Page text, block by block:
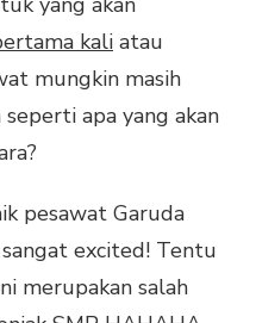
GARUDA
INDONESIA,
APAKAH?
kali atau
mungkin masih
apa yang akan
pesawat Garuda
excited! Tentu
merupakan salah